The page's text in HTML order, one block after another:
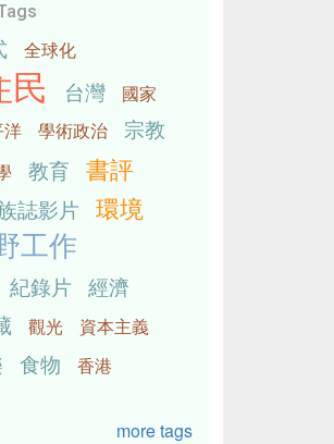
全球化
民 台灣
國家
洋 學術政治
宗教
教育 書評
誌影片 環境
工作
紀錄片 經濟
觀光 資本主義
食物
香港
more tags